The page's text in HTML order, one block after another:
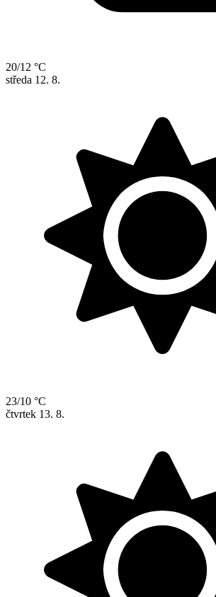
20/12 °C
středa 12. 8.
23/10 °C
čtvrtek 13. 8.